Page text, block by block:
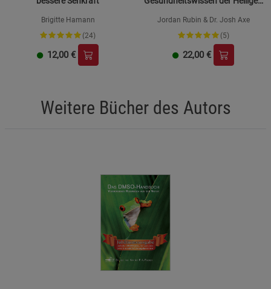
Brigitte Hamann
(24)
12,00 €
Jordan Rubin & Dr. Josh Axe
(5)
22,00 €
Weitere Bücher des Autors